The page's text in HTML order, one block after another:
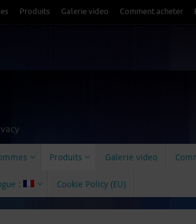
Produits Galerie video Comment acheter
Produits Galerie video
: Cookie Policy (EU)